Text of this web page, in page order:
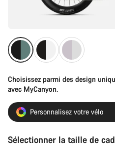
Choisissez parmi des design
avec MyCanyon.
Personnalisez votre vélo
Sélectionner la taille de